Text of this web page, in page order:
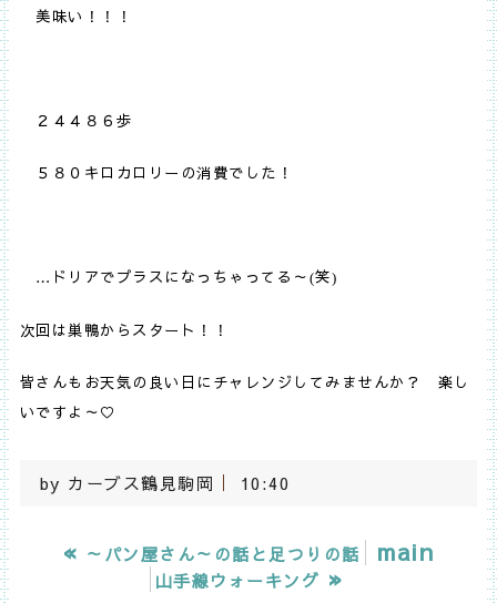
美味い！！！
２４４８６歩
５８０キロカロリーの消費でした！
…ドリアでプラスになっちゃってる～ (笑)
次回は巣鴨からスタート！！
皆さんもお天気の良い日にチャレンジしてみませんか？ 楽し
いですよ～♡
by カーブス鶴見駒岡 10:40
« ～パン屋さん～の話と足つりの話 main
山手線ウォーキング »